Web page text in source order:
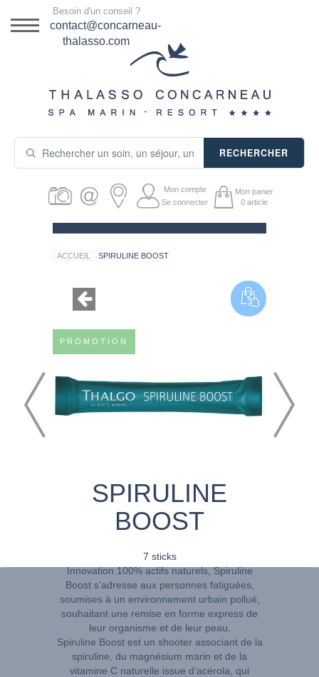
DESTINATION
SÉJOURS THALASSO
PRODUITS COSMÉTIQUES
GUIDE CADEAUX
Besoin d'un conseil ?
contact@concarneau-
thalasso.com
RECHERCHER
Mon compte
Se connecter
Mon panier
0 article
ACCUEIL SPIRULINE BOOST
PROMOTION
SPIRULINE
BOOST
7 sticks
Innovation 100% actifs naturels, Spiruline
Boost s’adresse aux personnes fatiguées,
soumises à un environnement urbain pollué,
souhaitant une remise en forme express de
leur organisme et de leur peau.
Spiruline Boost est un shooter associant de la
spiruline, du magnésium marin et de la
vitamine C naturelle issue d’acérola, qui